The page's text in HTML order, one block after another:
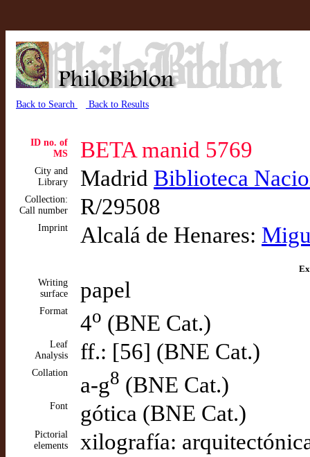
Back to Search Back to Results
ID no. of
MS
BETA manid 5769
City and
Library
Madrid Biblioteca
Collection:
Call number
R/29508
Imprint Alcalá de Henares:
Writing
surface
papel
Format 4o (BNE Cat.)
Leaf
Analysis
ff.: [56] (BNE Cat.)
Collation a-g8 (BNE Cat.)
Font gótica (BNE Cat.)
Pictorial
elements
xilografía: